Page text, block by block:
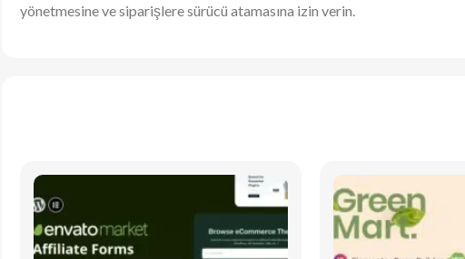
yönetmesine ve siparişlere sürücü atamasına izin verin.